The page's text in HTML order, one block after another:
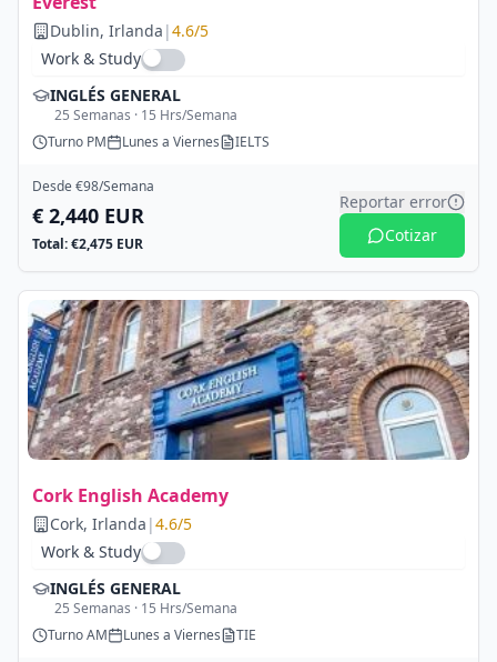
Dublin, Irlanda |4.6/5
Work & Study
INGLÉS GENERAL
25 Semanas · 15 Hrs/Semana
Turno PM Lunes a Viernes IELTS
Desde €98/Semana
€ 2,440 EUR
Total: €2,475 EUR
Reportar error
Cotizar
Cork English Academy
Cork, Irlanda |4.6/5
Work & Study
INGLÉS GENERAL
25 Semanas · 15 Hrs/Semana
TurnoAM Lunes a Viernes TIE